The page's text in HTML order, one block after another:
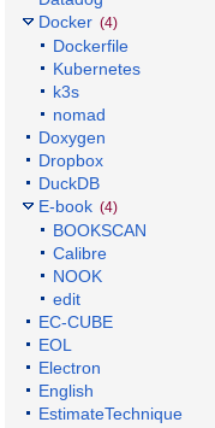
Docker (4)
Dockerfile
Kubernetes
k3s
nomad
Doxygen
Dropbox
DuckDB
E-book (4)
BOOKSCAN
Calibre
NOOK
edit
EC-CUBE
EOL
Electron
English
EstimateTechnique